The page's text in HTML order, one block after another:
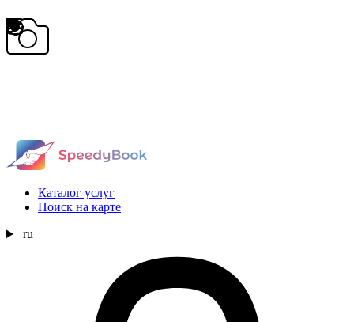
Каталог услуг
Поиск на карте
ru